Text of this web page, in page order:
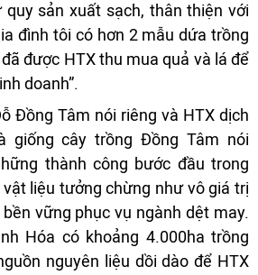
sản xuất sạch, thân thiện với
đình tôi có hơn 2 mẫu dứa trồng
được HTX thu mua quả và lá để
doanh”.
Đồng Tâm nói riêng và HTX dịch
giống cây trồng Đồng Tâm nói
thành công bước đầu trong
vật liệu tưởng chừng như vô giá trị
vững phục vụ ngành dệt may.
Hóa có khoảng 4.000ha trồng
nguyên liệu dồi dào để HTX